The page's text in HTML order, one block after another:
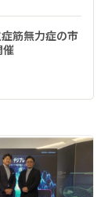
筋無力症の市
催